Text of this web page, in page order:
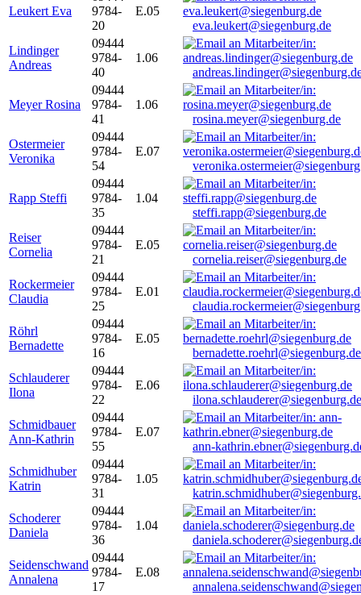
Leukert Eva
9784-
20
E.05
eva.leukert@siegenburg.de
Lindinger
Andreas
09444
9784-
40
1.06
Meyer Rosina
09444
9784-
41
1.06
rosina.meyer@siegenburg.de
Ostermeier
Veronika
09444
9784-
54
E.07
Rapp Steffi
09444
9784-
35
1.04
steffi.rapp@siegenburg.de
Reiser
Cornelia
09444
9784-
21
E.05
cornelia.reiser@siegenburg.de
Rockermeier
Claudia
09444
9784-
25
E.01
Röhrl
Bernadette
09444
9784-
16
E.05
bernadette.roehrl@siegenburg.de
Schlauderer
Ilona
09444
9784-
22
E.06
ilona.schlauderer@siegenburg.de
Schmidbauer
Ann-Kathrin
09444
9784-
55
E.07
ann-
Schmidhuber
Katrin
09444
9784-
31
1.05
Schoderer
Daniela
09444
9784-
36
1.04
Seidenschwand
Annalena
09444
9784-
17
E.08